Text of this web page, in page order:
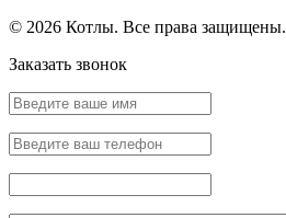
© 2026 Котлы. Все права защищены.
Заказать звонок